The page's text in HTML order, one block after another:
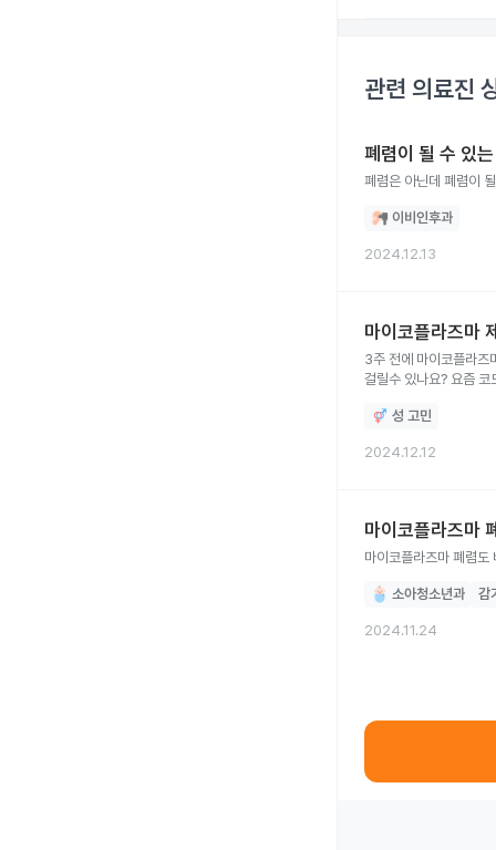
관련 의료진
폐렴이 될 수 있
폐렴은 아닌데 폐렴이
이비인후과
2024.12.13
마이코플라즈마
3주 전에 마이코플라즈
걸릴수 있나요? 요즘 코
성 고민
2024.12.12
마이코플라즈마
마이코플라즈마 폐렴도
소아청소년과 감
2024.11.24